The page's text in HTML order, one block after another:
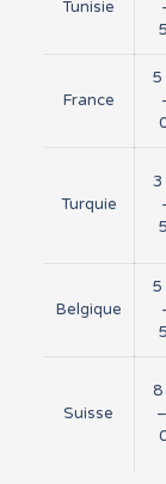
Tunisie
France
5
Turquie
3
Belgique
5
Suisse
8